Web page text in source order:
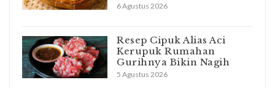
6 Agustus 2026
Resep Cipuk Alias Aci
Kerupuk Rumahan
Gurihnya Bikin Nagih
5 Agustus 2026